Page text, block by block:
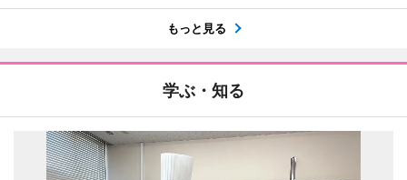
もっと見る
学ぶ・知る